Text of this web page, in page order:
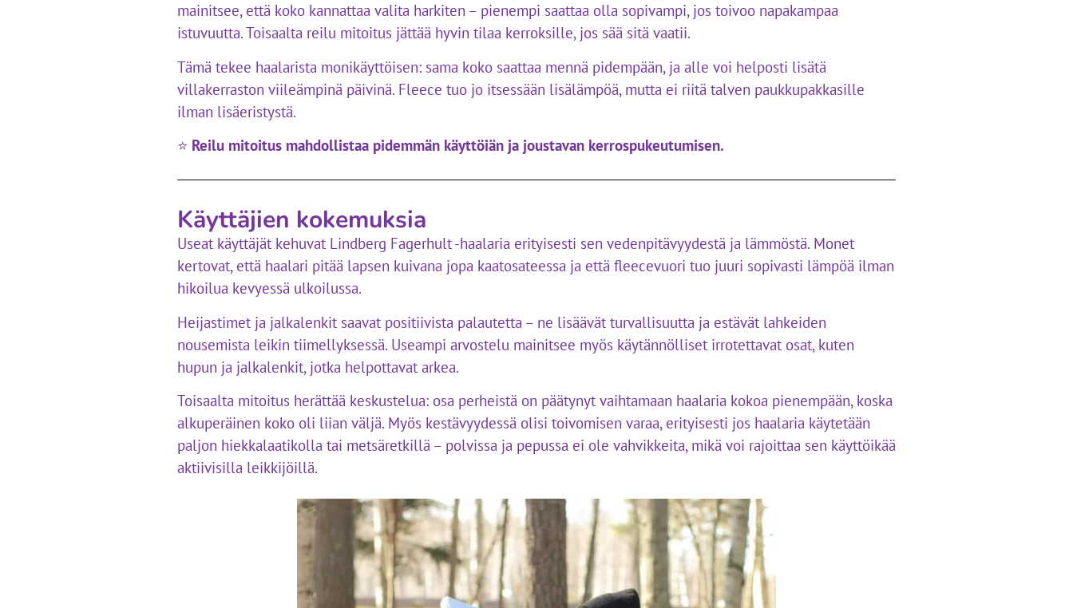
mainitsee, että koko kannattaa valita harkiten – pienempi saattaa olla sopivampi, jos toivoo napakampaa
istuvuutta. Toisaalta reilu mitoitus jättää hyvin tilaa kerroksille, jos sää sitä vaatii.
Tämä tekee haalarista monikäyttöisen: sama koko saattaa mennä pidempään, ja alle voi helposti lisätä
villakerraston viileämpinä päivinä. Fleece tuo jo itsessään lisälämpöä, mutta ei riitä talven paukkupakkasille
ilman lisäeristystä.
⭐ Reilu mitoitus mahdollistaa pidemmän käyttöiän ja joustavan kerrospukeutumisen.
Käyttäjien kokemuksia
Useat käyttäjät kehuvat Lindberg Fagerhult -haalaria erityisesti sen vedenpitävyydestä ja lämmöstä. Monet
kertovat, että haalari pitää lapsen kuivana jopa kaatosateessa ja että fleecevuori tuo juuri sopivasti lämpöä ilman
hikoilua kevyessä ulkoilussa.
Heijastimet ja jalkalenkit saavat positiivista palautetta – ne lisäävät turvallisuutta ja estävät lahkeiden
nousemista leikin tiimellyksessä. Useampi arvostelu mainitsee myös käytännölliset irrotettavat osat, kuten
hupun ja jalkalenkit, jotka helpottavat arkea.
Toisaalta mitoitus herättää keskustelua: osa perheistä on päätynyt vaihtamaan haalaria kokoa pienempään, koska
alkuperäinen koko oli liian väljä. Myös kestävyydessä olisi toivomisen varaa, erityisesti jos haalaria käytetään
paljon hiekkalaatikolla tai metsäretkillä – polvissa ja pepussa ei ole vahvikkeita, mikä voi rajoittaa sen käyttöikää
aktiivisilla leikkijöillä.